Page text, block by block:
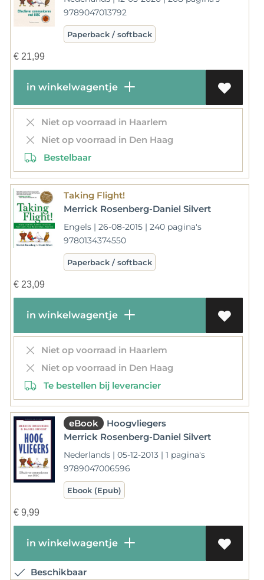
9789047013792
Paperback / softback
€21,99
in winkelwagentje
Niet op voorraad in Haarlem
Niet op voorraad in Den Haag
Bestelbaar
Taking Flight!
Merrick Rosenberg-Daniel Silvert
Engels | 26-08-2015 | 240 pagina's
9780134374550
Paperback / softback
€23,09
in winkelwagentje
Niet op voorraad in Haarlem
Niet op voorraad in Den Haag
Te bestellen bij leverancier
eBook
Hoogvliegers
Merrick Rosenberg-Daniel Silvert
Nederlands | 05-12-2013 | 1 pagina's
9789047006596
Ebook (Epub)
€9,99
in winkelwagentje
Beschikbaar